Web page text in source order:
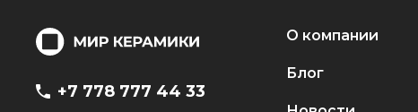
+7 778 777 44 33
О компании
Блог